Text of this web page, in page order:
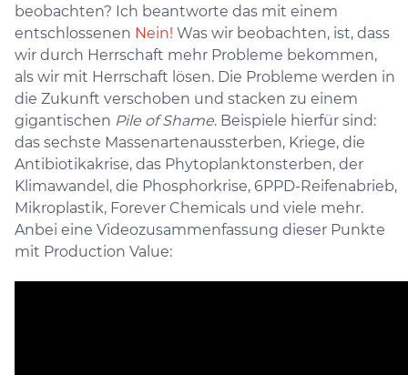
beobachten? Ich beantworte das mit einem
entschlossenen Nein! Was wir beobachten, ist, dass
wir durch Herrschaft mehr Probleme bekommen,
als wir mit Herrschaft lösen. Die Probleme werden in
die Zukunft verschoben und stacken zu einem
gigantischen Pile of Shame. Beispiele hierfür sind:
das sechste Massenartenaussterben, Kriege, die
Antibiotikakrise, das Phytoplanktonsterben, der
Klimawandel, die Phosphorkrise, 6PPD-Reifenabrieb,
Mikroplastik, Forever Chemicals und viele mehr.
Anbei eine Videozusammenfassung dieser Punkte
mit Production Value: